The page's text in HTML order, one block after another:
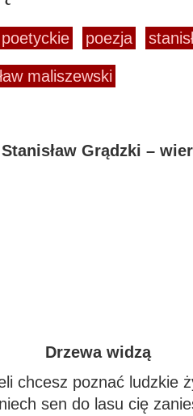
poezja
maliszewski
Stanisław Grądzki –
Drzewa widzą
chcesz poznać ludzkie
sen do lasu cię